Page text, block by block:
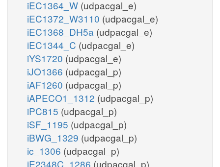
iEC1364_W (udpacgal_e)
iEC1372_W3110 (udpacgal_e)
iEC1368_DH5a (udpacgal_e)
iEC1344_C (udpacgal_e)
iYS1720 (udpacgal_e)
iJO1366 (udpacgal_p)
iAF1260 (udpacgal_p)
iAPECO1_1312 (udpacgal_p)
iPC815 (udpacgal_p)
iSF_1195 (udpacgal_p)
iBWG_1329 (udpacgal_p)
ic_1306 (udpacgal_p)
iE2348C_1286 (udpacgal_p)